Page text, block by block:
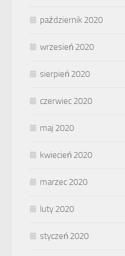
październik 2020
wrzesień 2020
sierpień 2020
czerwiec 2020
maj 2020
kwiecień 2020
marzec 2020
luty 2020
styczeń 2020